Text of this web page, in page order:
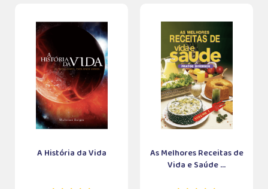
A História da Vida
As Melhores Receitas de
Vida e Saúde ...